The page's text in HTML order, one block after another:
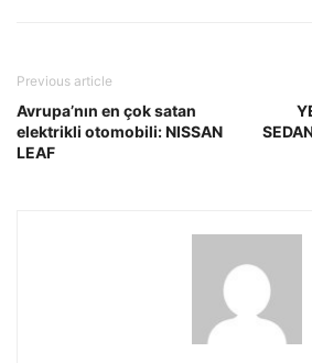
Previous article
Avrupa’nın en çok satan
elektrikli otomobili: NISSAN
LEAF